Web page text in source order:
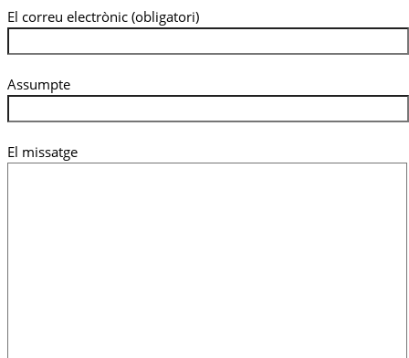
El correu electrònic (obligatori)
Assumpte
El missatge